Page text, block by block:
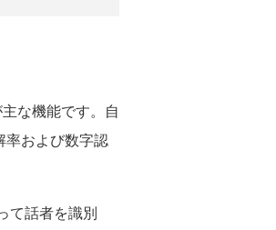
な機能です。自
率および数字認
て話者を識別